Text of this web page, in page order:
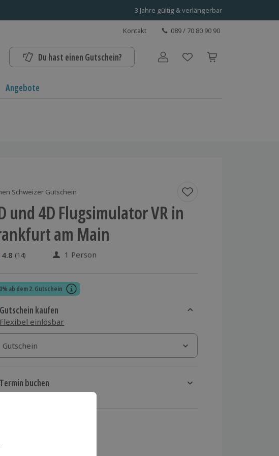
3 Jahre gültig & verlängerbar
Kontakt 089 / 70 80 90 90
Du hast einen Gutschein? Benutzerkonto
Angebote
Schweizer Gutschein
und 4D Flugsimulator VR in
am Main
Sterne von 5 aus 14 Bewertungen
4.8 (14) 1 Person
ab dem 2. Gutschein
Gutschein kaufen
Flexibel einlösbar
Gutschein
Gutschein
Termin buchen
Aktuell an 1 Ort verfügbar
Versand